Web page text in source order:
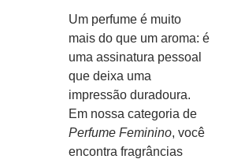
Um perfume é muito
mais do que um aroma: é
uma assinatura pessoal
que deixa uma
impressão duradoura.
Em nossa categoria de
Perfume Feminino, você
encontra fragrâncias